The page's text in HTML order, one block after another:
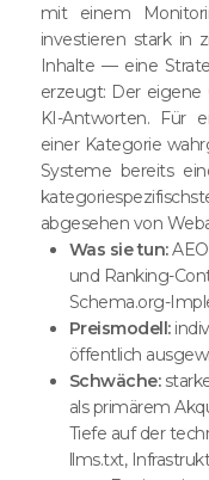
mit einem
investieren stark in
Inhalte — eine
erzeugt: Der
KI-Antworten. Für
einer Kategorie
Systeme bereits
abgesehen von
Was sie tun:
und Ranking-
Schema.org-
Preismodell:
öffentlich
Schwäche:
als primärem
Tiefe auf der
llms.txt,